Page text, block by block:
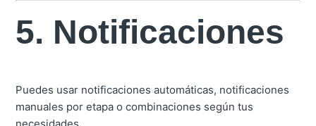
5. Notificaciones
Puedes usar notificaciones automáticas, notificaciones
manuales por etapa o combinaciones según tus